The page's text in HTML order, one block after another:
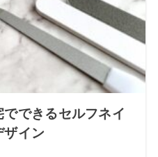
できるセルフネイ
ザイン